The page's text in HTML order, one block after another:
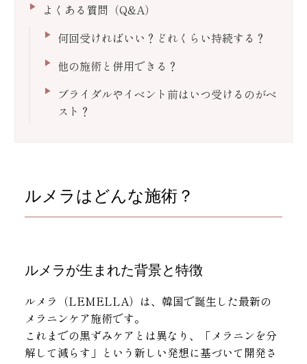
よくある質問（Q&A）
何回受ければいい？どれくらい持続する？
他の施術と併用できる？
ブライダルやイベント前はいつ受けるのがベ
スト？
ルメラはどんな施術？
ルメラが生まれた背景と特徴
ルメラ（LEMELLA）は、韓国で誕生した最新の
メラニンケア施術です。
これまでの黒ずみケアとは異なり、「メラニンを分
解して減らす」という新しい発想に基づいて開発さ